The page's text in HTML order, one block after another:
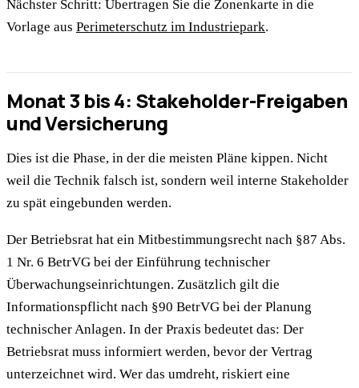
Nächster Schritt: Übertragen Sie die Zonenkarte in die
Vorlage aus Perimeterschutz im Industriepark.
Monat 3 bis 4: Stakeholder-Freigaben
und Versicherung
Dies ist die Phase, in der die meisten Pläne kippen. Nicht
weil die Technik falsch ist, sondern weil interne Stakeholder
zu spät eingebunden werden.
Der Betriebsrat hat ein Mitbestimmungsrecht nach §87 Abs.
1 Nr. 6 BetrVG bei der Einführung technischer
Überwachungseinrichtungen. Zusätzlich gilt die
Informationspflicht nach §90 BetrVG bei der Planung
technischer Anlagen. In der Praxis bedeutet das: Der
Betriebsrat muss informiert werden, bevor der Vertrag
unterzeichnet wird. Wer das umdreht, riskiert eine